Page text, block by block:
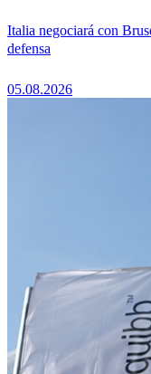
Italia negociará con
defensa
05.08.2026